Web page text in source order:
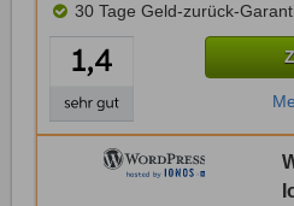
30 Tage Geld-zurück-